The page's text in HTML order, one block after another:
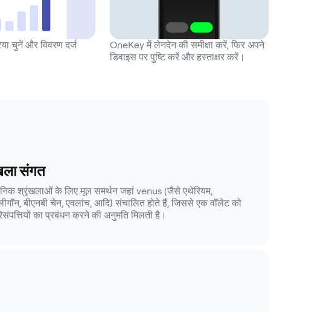
चुनें और विवरण दर्ज
OneKey में लेनदेन की समीक्षा करें, फिर अपने
डिवाइस पर पुष्टि करें और हस्ताक्षर करें।
संगत
श्रृंखलाओं के लिए मूल समर्थन जहां venus (जैसे एथेरियम,
बीएनबी चेन, एवलांच, आदि) संचालित होते हैं, जिससे एक वॉलेट को
का प्रबंधन करने की अनुमति मिलती है।